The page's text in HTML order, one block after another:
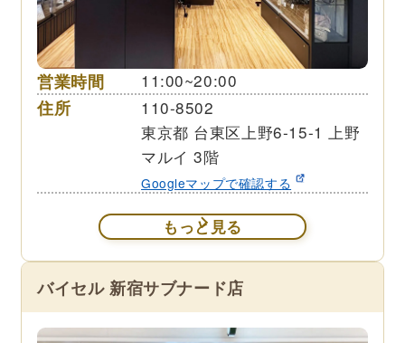
営業時間 11:00~20:00
住所
110-8502
東京都 台東区上野6-15-1 上野
マルイ 3階
Googleマップで確認する
もっと見る
バイセル 新宿サブナード店